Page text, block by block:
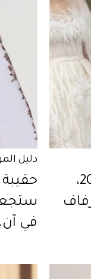
لكلّ عروسه في صيف 2022،
دليل
في